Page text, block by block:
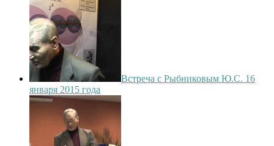
Встреча с Рыбниковым Ю.С. 16
января 2015 года